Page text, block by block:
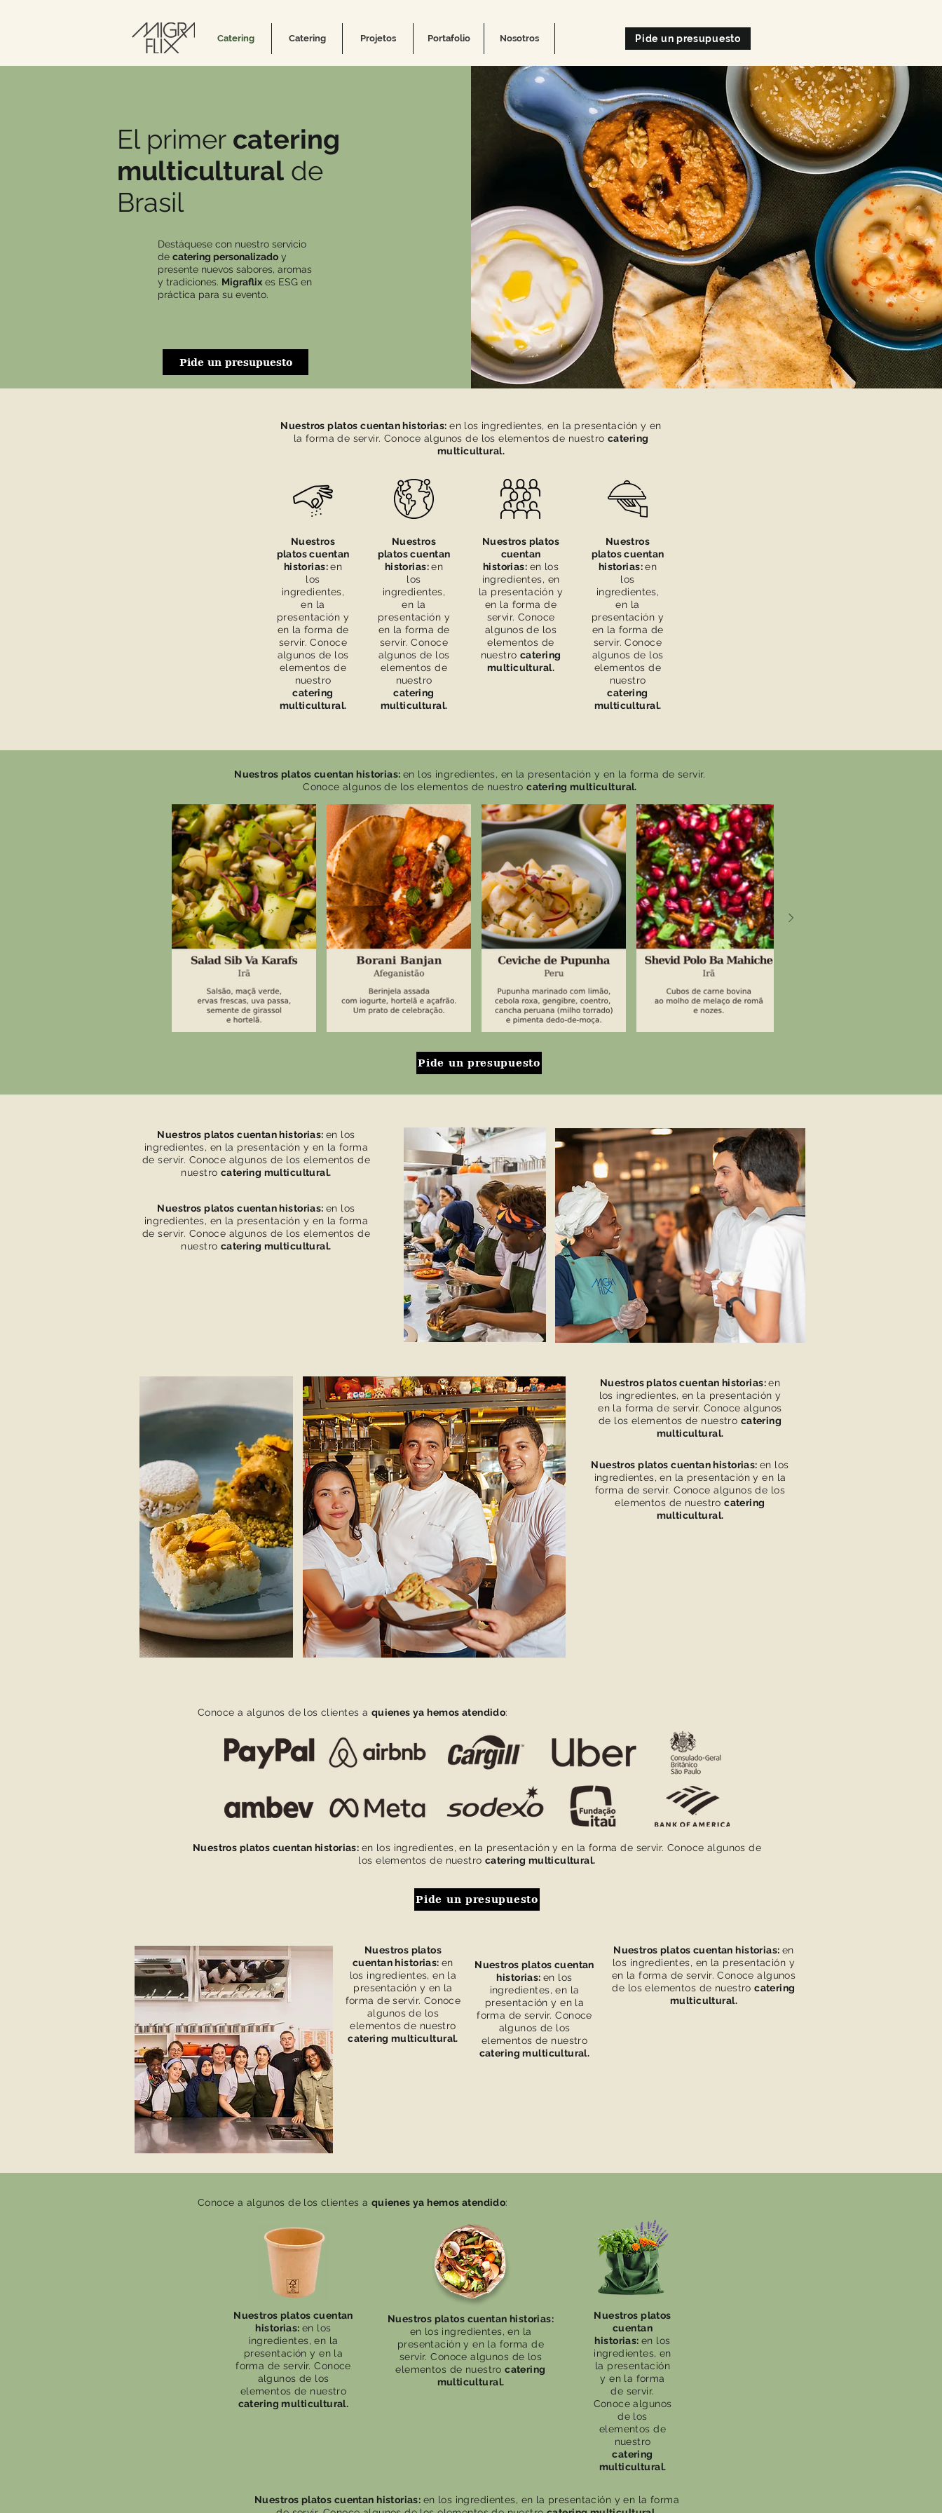
Catering Catering Projetos Portafolio Nosotros Pide un presupuesto
El primer catering
multicultural de
Brasil
Destáquese con nuestro servicio
de catering personalizado y
presente nuevos sabores, aromas
y tradiciones. Migraflix es ESG en
práctica para su evento.
Pide un presupuesto
Nuestros platos cuentan historias:en los ingredientes, en la presentación y en
la forma de servir. Conoce algunos de los elementos de nuestrocatering
multicultural.
Nuestros
platos cuentan
historias:en
los
ingredientes,
en la
presentación y
en la forma de
servir. Conoce
algunos de los
elementos de
nuestro
catering
multicultural.
Nuestros
platos cuentan
historias:en
los
ingredientes,
en la
presentación y
en la forma de
servir. Conoce
algunos de los
elementos de
nuestro
catering
multicultural.
Nuestros platos
cuentan
historias: en los
ingredientes, en
la presentación y
en la forma de
servir. Conoce
algunos de los
elementos de
nuestro catering
multicultural.
Nuestros
platos cuentan
historias:en
los
ingredientes,
en la
presentación y
en la forma de
servir. Conoce
algunos de los
elementos de
nuestro
catering
multicultural.
Nuestros platos cuentan historias: en los ingredientes, en la presentación y en la forma de servir.
Conoce algunos de los elementos de nuestrocatering multicultural.
Pide un presupuesto
Nuestros platos cuentan historias:en los
ingredientes, en la presentación y en la forma
de servir. Conoce algunos de los elementos de
nuestro catering multicultural.
Nuestros platos cuentan historias:en los
ingredientes, en la presentación y en la forma
de servir. Conoce algunos de los elementos de
nuestro catering multicultural.
Nuestros platos cuentan historias:en
los ingredientes, en la presentación y
en la forma de servir. Conoce algunos
de los elementos de nuestro catering
multicultural.
Nuestros platos cuentan historias:en los
ingredientes, en la presentación y en la
forma de servir. Conoce algunos de los
elementos de nuestrocatering
multicultural.
Conoce a algunos de los clientes a quienes ya hemos atendido:
Nuestros platos cuentan historias: en los ingredientes, en la presentación y en la forma de servir. Conoce algunos de
los elementos de nuestro catering multicultural.
Pide un presupuesto
Nuestros platos
cuentan historias:en
los ingredientes, en la
presentación y en la
forma de servir. Conoce
algunos de los
elementos de nuestro
catering multicultural.
Nuestros platos cuentan
historias:en los
ingredientes, en la
presentación y en la
forma de servir. Conoce
algunos de los
elementos de nuestro
catering multicultural.
Nuestros platos cuentan historias: en
los ingredientes, en la presentación y
en la forma de servir. Conoce algunos
de los elementos de nuestrocatering
multicultural.
Nuestros platos cuentan
historias:en los
ingredientes, en la
presentación y en la
forma de servir. Conoce
algunos de los
elementos de nuestro
catering multicultural.
Nuestros platos cuentan historias:
en los ingredientes, en la
presentación y en la forma de
servir. Conoce algunos de los
elementos de nuestrocatering
multicultural.
Nuestros platos
cuentan
historias:en los
ingredientes, en
la presentación
y en la forma
de servir.
Conoce algunos
de los
elementos de
nuestro
catering
multicultural.
Conoce a algunos de los clientes a quienes ya hemos atendido:
Nuestros platos cuentan historias: en los ingredientes, en la presentación y en la forma